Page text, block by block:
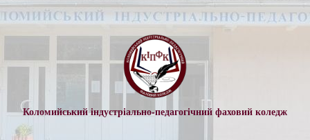
Перейти
до
Коломийський індустріально-педагогічний фаховий коледж